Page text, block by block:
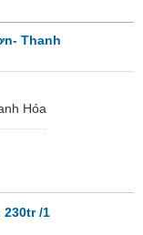
Thanh
Hóa
230tr /1